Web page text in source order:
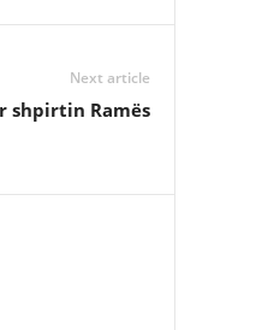
Next article
shpirtin Ramës